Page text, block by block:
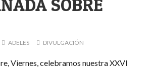
SOBRE
ADELES DIVULGACIÓN
Viernes, celebramos nuestra XXVI